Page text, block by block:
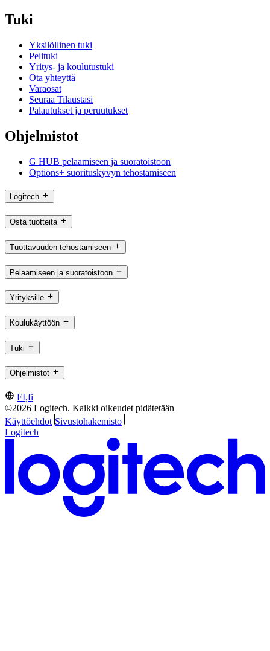
Tuki
Yksilöllinen tuki
Pelituki
Yritys- ja koulutustuki
Ota yhteyttä
Varaosat
Seuraa Tilaustasi
Palautukset ja peruutukset
Ohjelmistot
G HUB pelaamiseen ja suoratoistoon
Options+ suorituskyvyn tehostamiseen
Logitech
Osta tuotteita
Tuottavuuden tehostamiseen
Pelaamiseen ja suoratoistoon
Yrityksille
Koulukäyttöön
Tuki
Ohjelmistot
FI,fi
©2026 Logitech. Kaikki oikeudet pidätetään
Käyttöehdot Sivustohakemisto
Logitech